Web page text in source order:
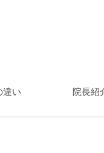
違い 院長紹